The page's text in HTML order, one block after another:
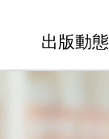
出版動態